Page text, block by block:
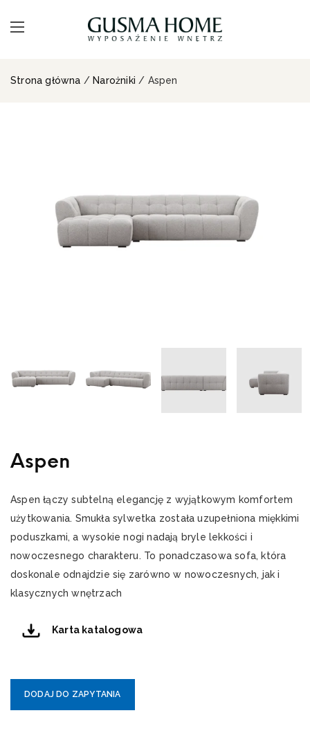
Strona główna / Narożniki / Aspen
Aspen
Aspen łączy subtelną elegancję z wyjątkowym komfortem
użytkowania. Smukła sylwetka została uzupełniona miękkimi
poduszkami, a wysokie nogi nadają bryle lekkości i
nowoczesnego charakteru. To ponadczasowa sofa, która
doskonale odnajdzie się zarówno w nowoczesnych, jak i
klasycznych wnętrzach
Karta katalogowa
DODAJ DO ZAPYTANIA